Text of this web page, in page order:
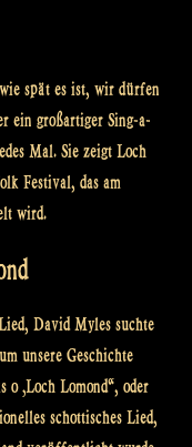
spät es ist, wir dürfen
ein großartiger Sing-a-
Mal. Sie zeigt Loch
Festival, das am
wird.
David Myles suchte
unsere Geschichte
o ‚Loch Lomond“, oder
schottisches Lied,